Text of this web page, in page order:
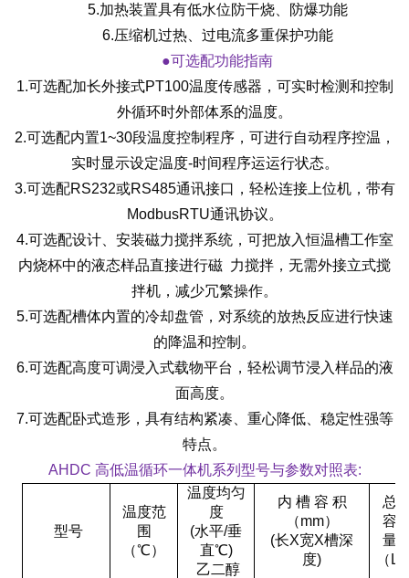
5.加热装置具有低水位防干烧、防爆功能
6.压缩机过热、过电流多重保护功能
●可选配功能指南
1.可选配加长外接式PT100温度传感器，可实时检测和控制
外循环时外部体系的温度。
2.可选配内置1~30段温度控制程序，可进行自动程序控温，
实时显示设定温度-时间程序运运行状态。
3.可选配RS232或RS485通讯接口，轻松连接上位机，带有
ModbusRTU通讯协议。
4.可选配设计、安装磁力搅拌系统，可把放入恒温槽工作室
内烧杯中的液态样品直接进行磁 力搅拌，无需外接立式搅
拌机，减少冗繁操作。
5.可选配槽体内置的冷却盘管，对系统的放热反应进行快速
的降温和控制。
6.可选配高度可调浸入式载物平台，轻松调节浸入样品的液
面高度。
7.可选配卧式造形，具有结构紧凑、重心降低、稳定性强等
特点。
AHDC 高低温循环一体机系列型号与参数对照表:
型号
温度范
围
（℃）
温度均匀
度
(水平/垂
直℃)
乙二醇
内 槽 容 积
（mm）
(长X宽X槽深
度)
总
容
量
（L)